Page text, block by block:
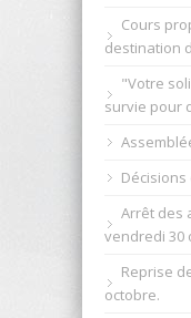
Cours
destination
"Votre
survie pour
Arrêt des
vendredi 30
Reprise
octobre.